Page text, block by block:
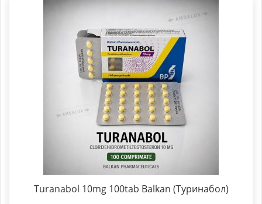
Turanabol 10mg 100tab Balkan (Туринабол)